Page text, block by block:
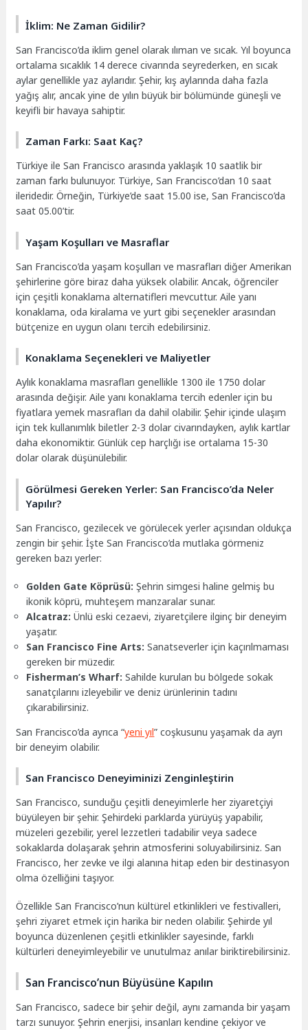
İklim: Ne Zaman Gidilir?
San Francisco’da iklim genel olarak ılıman ve sıcak. Yıl boyunca
ortalama sıcaklık 14 derece civarında seyrederken, en sıcak
aylar genellikle yaz aylarıdır. Şehir, kış aylarında daha fazla
yağış alır, ancak yine de yılın büyük bir bölümünde güneşli ve
keyifli bir havaya sahiptir.
Zaman Farkı: Saat Kaç?
Türkiye ile San Francisco arasında yaklaşık 10 saatlik bir
zaman farkı bulunuyor. Türkiye, San Francisco’dan 10 saat
ileridedir. Örneğin, Türkiye’de saat 15.00 ise, San Francisco’da
saat 05.00’tir.
Yaşam Koşulları ve Masraflar
San Francisco’da yaşam koşulları ve masrafları diğer Amerikan
şehirlerine göre biraz daha yüksek olabilir. Ancak, öğrenciler
için çeşitli konaklama alternatifleri mevcuttur. Aile yanı
konaklama, oda kiralama ve yurt gibi seçenekler arasından
bütçenize en uygun olanı tercih edebilirsiniz.
Konaklama Seçenekleri ve Maliyetler
Aylık konaklama masrafları genellikle 1300 ile 1750 dolar
arasında değişir. Aile yanı konaklama tercih edenler için bu
fiyatlara yemek masrafları da dahil olabilir. Şehir içinde ulaşım
için tek kullanımlık biletler 2-3 dolar civarındayken, aylık kartlar
daha ekonomiktir. Günlük cep harçlığı ise ortalama 15-30
dolar olarak düşünülebilir.
Görülmesi Gereken Yerler: San Francisco’da Neler
Yapılır?
San Francisco, gezilecek ve görülecek yerler açısından oldukça
zengin bir şehir. İşte San Francisco’da mutlaka görmeniz
gereken bazı yerler:
Golden Gate Köprüsü: Şehrin simgesi haline gelmiş bu
ikonik köprü, muhteşem manzaralar sunar.
Alcatraz: Ünlü eski cezaevi, ziyaretçilere ilginç bir deneyim
yaşatır.
San Francisco Fine Arts: Sanatseverler için kaçırılmaması
gereken bir müzedir.
Fisherman’s Wharf: Sahilde kurulan bu bölgede sokak
sanatçılarını izleyebilir ve deniz ürünlerinin tadını
çıkarabilirsiniz.
San Francisco’da ayrıca “yeni yıl” coşkusunu yaşamak da ayrı
bir deneyim olabilir.
San Francisco Deneyiminizi Zenginleştirin
San Francisco, sunduğu çeşitli deneyimlerle her ziyaretçiyi
büyüleyen bir şehir. Şehirdeki parklarda yürüyüş yapabilir,
müzeleri gezebilir, yerel lezzetleri tadabilir veya sadece
sokaklarda dolaşarak şehrin atmosferini soluyabilirsiniz. San
Francisco, her zevke ve ilgi alanına hitap eden bir destinasyon
olma özelliğini taşıyor.
Özellikle San Francisco’nun kültürel etkinlikleri ve festivalleri,
şehri ziyaret etmek için harika bir neden olabilir. Şehirde yıl
boyunca düzenlenen çeşitli etkinlikler sayesinde, farklı
kültürleri deneyimleyebilir ve unutulmaz anılar biriktirebilirsiniz.
San Francisco’nun Büyüsüne Kapılın
San Francisco, sadece bir şehir değil, aynı zamanda bir yaşam
tarzı sunuyor. Şehrin enerjisi, insanları kendine çekiyor ve